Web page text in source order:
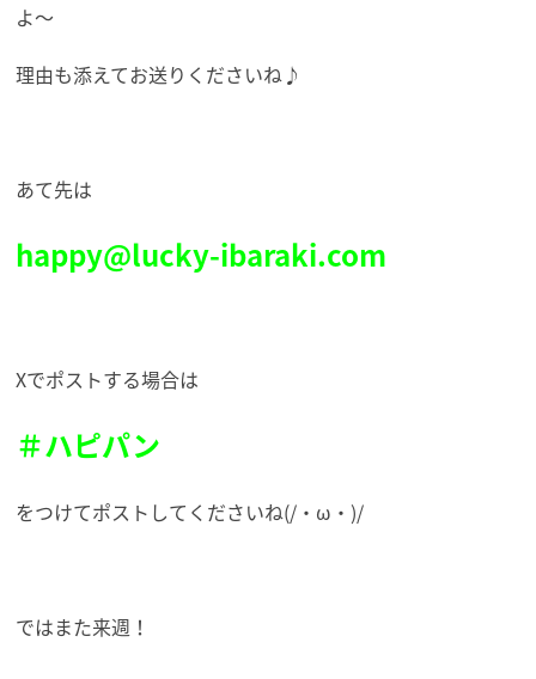
よ～
理由も添えてお送りくださいね♪
あて先は
happy@lucky-ibaraki.com
Xでポストする場合は
＃ハピパン
をつけてポストしてくださいね(/・ω・)/
ではまた来週！